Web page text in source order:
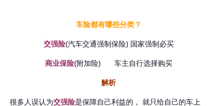
车险都有哪些分类？
交强险(汽车交通强制保险) 国家强制必买
商业保险(附加险) 车主自行选择购买
解析
很多人误认为交强险是保障自己利益的， 就只给自己的车上